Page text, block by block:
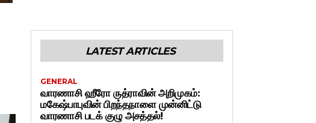
LATEST ARTICLES
GENERAL
வாரணாசி ஹீரோ ருத்ராவின் அறிமுகம்:
மகேஷ்பாபுவின் பிறந்தநாளை முன்னிட்டு
வாரணாசி படக் குழு அசத்தல்!